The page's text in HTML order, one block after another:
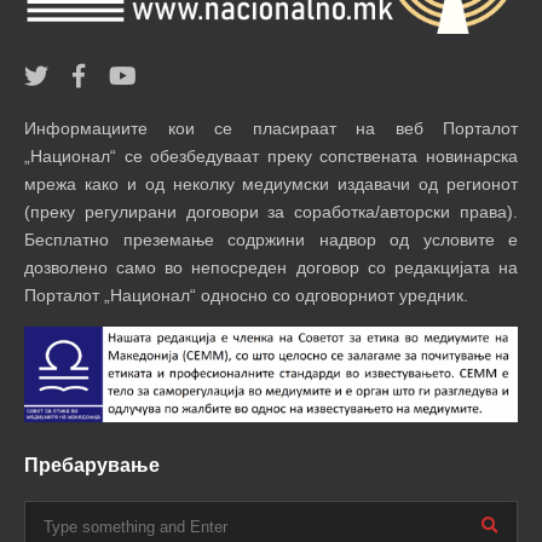
Информациите кои се пласираат на веб Порталот
„Национал“ се обезбедуваат преку сопствената новинарска
мрежа како и од неколку медиумски издавачи од регионот
(преку регулирани договори за соработка/авторски права).
Бесплатно преземање содржини надвор од условите е
дозволено само во непосреден договор со редакцијата на
Порталот „Национал“ односно со одговорниот уредник.
Пребарување